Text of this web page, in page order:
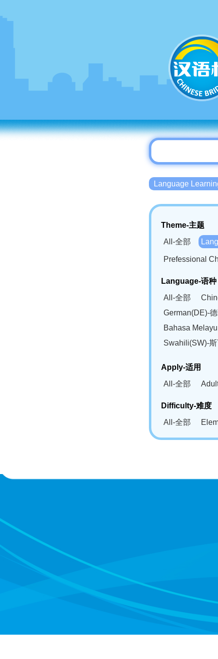
Language
Theme-主题
All-全部
Prefessional
Language-语种
All-全部
German(DE)-
Bahasa
Swahili(SW)-
Apply-适用
All-全部
Difficulty-难度
All-全部